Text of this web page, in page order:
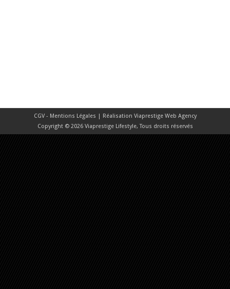
CGV - Mentions Légales | Réalisation Viaprestige Web Agency
Copyright © 2026 Viaprestige Lifestyle, Tous droits réservés